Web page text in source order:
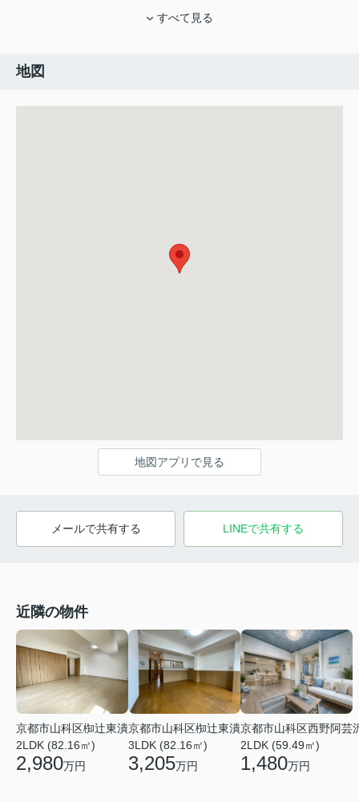
すべて見る
地図
地図アプリで見る
メールで共有する LINEで共有する
近隣の物件
京都市山科区椥辻東潰
2LDK (82.16㎡)
2,980万円
京都市山科区椥辻東潰
3LDK (82.16㎡)
3,205万円
京都市山科区西野阿芸
2LDK (59.49㎡)
1,480万円